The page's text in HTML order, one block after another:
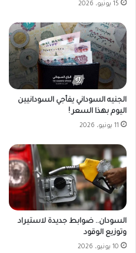
15 يونيو، 2026
الجنيه السوداني يفأجي السودانيين
اليوم بهذا السعر !
11 يونيو، 2026
السودان.. ضوابط جديدة لاستيراد
وتوزيع الوقود
10 يونيو، 2026